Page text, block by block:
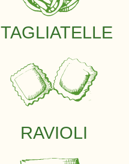
TAGLIATELLE
RAVIOLI